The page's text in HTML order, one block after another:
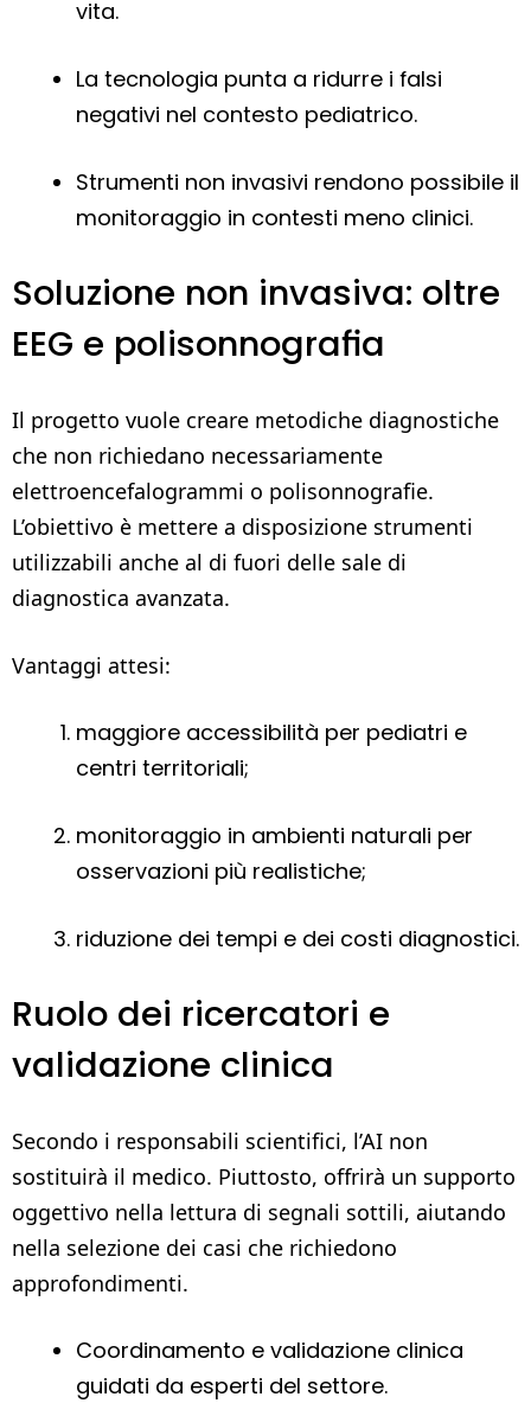
vita.
La tecnologia punta a ridurre i falsi
negativi nel contesto pediatrico.
Strumenti non invasivi rendono possibile il
monitoraggio in contesti meno clinici.
Soluzione non invasiva: oltre
EEG e polisonnografia
Il progetto vuole creare metodiche diagnostiche
che non richiedano necessariamente
elettroencefalogrammi o polisonnografie.
L’obiettivo è mettere a disposizione strumenti
utilizzabili anche al di fuori delle sale di
diagnostica avanzata.
Vantaggi attesi:
maggiore accessibilità per pediatri e
centri territoriali;
monitoraggio in ambienti naturali per
osservazioni più realistiche;
riduzione dei tempi e dei costi diagnostici.
Ruolo dei ricercatori e
validazione clinica
Secondo i responsabili scientifici, l’AI non
sostituirà il medico. Piuttosto, offrirà un supporto
oggettivo nella lettura di segnali sottili, aiutando
nella selezione dei casi che richiedono
approfondimenti.
Coordinamento e validazione clinica
guidati da esperti del settore.